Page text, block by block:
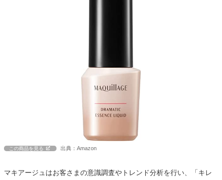
この商品を見る 出典：Amazon
マキアージュはお客さまの意識調査やトレンド分析を行い、「キレ